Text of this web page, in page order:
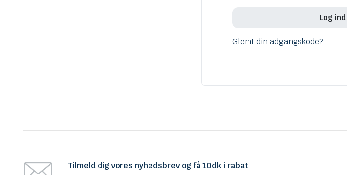
Log ind
Glemt din adgangskode?
Tilmeld dig vores nyhedsbrev og få 10dk i rabat